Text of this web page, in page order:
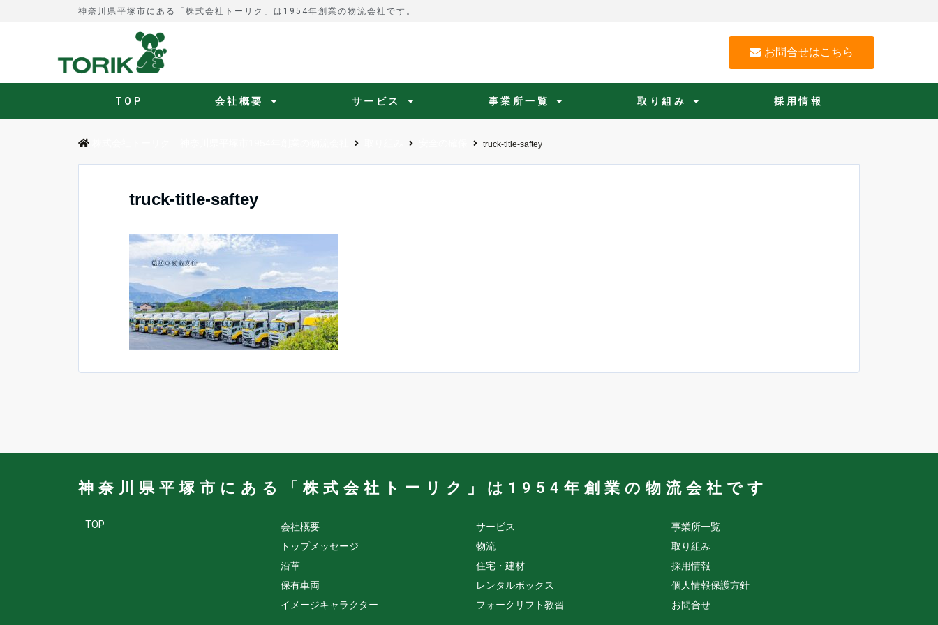
神奈川県平塚市にある「株式会社トーリク」は1954年創業の物流会社です。
お問合せはこちら
TOP 会社概要 サービス 事業所一覧 取り組み 採用情報
truck-title-saftey
truck-title-saftey
神奈川県平塚市にある「株式会社トーリク」は1954年創業の物流会社です
TOP
会社概要
トップメッセージ
沿革
保有車両
イメージキャラクター
サービス
物流
住宅・建材
レンタルボックス
フォークリフト教習
事業所一覧
取り組み
採用情報
個人情報保護方針
お問合せ